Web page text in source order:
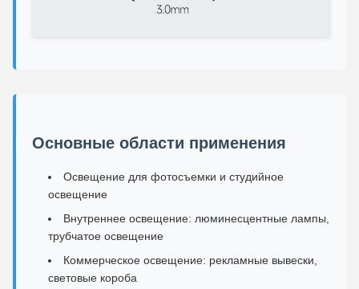
Основные области применения
Освещение для фотосъемки и студийное
освещение
Внутреннее освещение: люминесцентные лампы,
трубчатое освещение
Коммерческое освещение: рекламные вывески,
световые короба